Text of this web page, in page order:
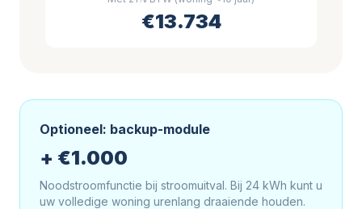
€13.734
Optioneel: backup-module
+ €1.000
Noodstroomfunctie bij stroomuitval. Bij 24 kWh kunt u
uw volledige woning urenlang draaiende houden.